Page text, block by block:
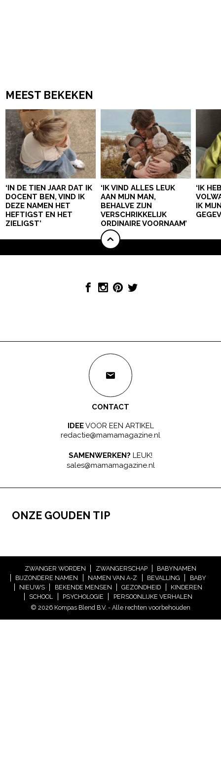
MEEST BEKEKEN
‘IN DE TIEN JAAR DAT IK
DOCENT BEN, VIND IK
DEZE NAMEN HET
HEFTIGST EN HET
ZIELIGST’
‘IK VIND ALLES LEUK
AAN MIJN MAN,
BEHALVE ZIJN
VERSCHRIKKELIJK
ORDINAIRE VOORNAAM’
‘IK
IK
CONTACT
IDEEVOOR EEN ARTIKEL
redactie@mamamagazine.nl
SAMENWERKEN? LEUK!
sales@mamamagazine.nl
ONZE GOUDEN TIP
ZWANGER WORDEN ZWANGERSCHAP
BABYNAMEN
BIJZONDERE NAMEN
NAMEN VAN A-Z BEVALLING
BABY
NIEUWS
BEKENDE MENSEN GEZONDHEID
KINDEREN
SCHOOL
PSYCHOLOGIE
PERSOONLIJKE VERHALEN
© 2026 Kompas Blend B.V. - Alle rechten voorbehouden